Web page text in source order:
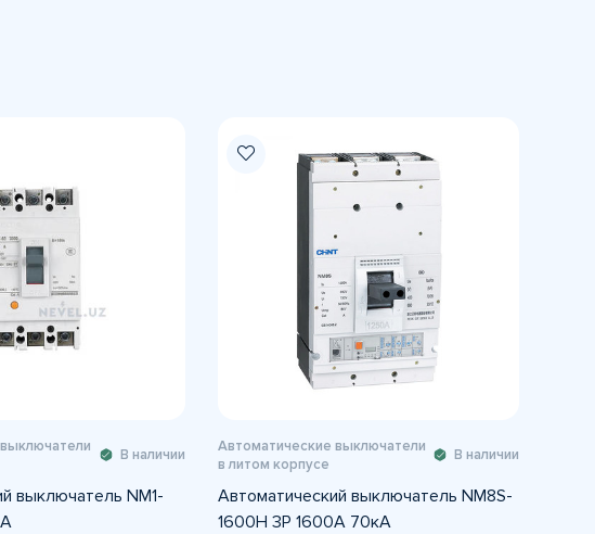
В наличии
выключатель NM1-
Автоматические выключатели
в литом корпусе
В наличии
Автоматический выключатель NM8S-
1600H 3P 1600A 70кА